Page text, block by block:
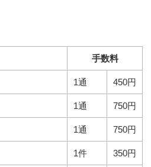
手数料
1通 450円
1通 750円
1通 750円
1件 350円